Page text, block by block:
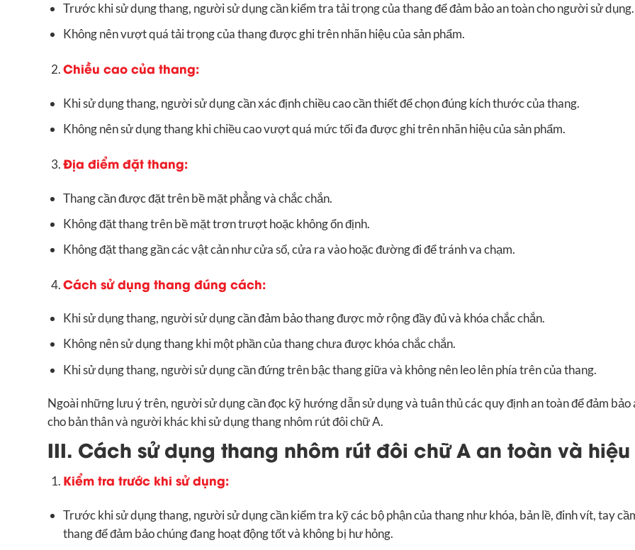
Trước khi sử dụng thang, người sử dụng cần kiểm tra tải trọng của thang để đảm bảo an toàn cho người sử dụng.
Không nên vượt quá tải trọng của thang được ghi trên nhãn hiệu của sản phẩm.
Chiều cao của thang:
Khi sử dụng thang, người sử dụng cần xác định chiều cao cần thiết để chọn đúng kích thước của thang.
Không nên sử dụng thang khi chiều cao vượt quá mức tối đa được ghi trên nhãn hiệu của sản phẩm.
Địa điểm đặt thang:
Thang cần được đặt trên bề mặt phẳng và chắc chắn.
Không đặt thang trên bề mặt trơn trượt hoặc không ổn định.
Không đặt thang gần các vật cản như cửa sổ, cửa ra vào hoặc đường đi để tránh va chạm.
Cách sử dụng thang đúng cách:
Khi sử dụng thang, người sử dụng cần đảm bảo thang được mở rộng đầy đủ và khóa chắc chắn.
Không nên sử dụng thang khi một phần của thang chưa được khóa chắc chắn.
Khi sử dụng thang, người sử dụng cần đứng trên bậc thang giữa và không nên leo lên phía trên của thang.
Ngoài những lưu ý trên, người sử dụng cần đọc kỹ hướng dẫn sử dụng và tuân thủ các quy định an toàn để đảm bảo
cho bản thân và người khác khi sử dụng thang nhôm rút đôi chữ A.
III. Cách sử dụng thang nhôm rút đôi chữ A an toàn và
Kiểm tra trước khi sử dụng:
Trước khi sử dụng thang, người sử dụng cần kiểm tra kỹ các bộ phận của thang như khóa, bản lề, đinh vít, tay
thang để đảm bảo chúng đang hoạt động tốt và không bị hư hỏng.